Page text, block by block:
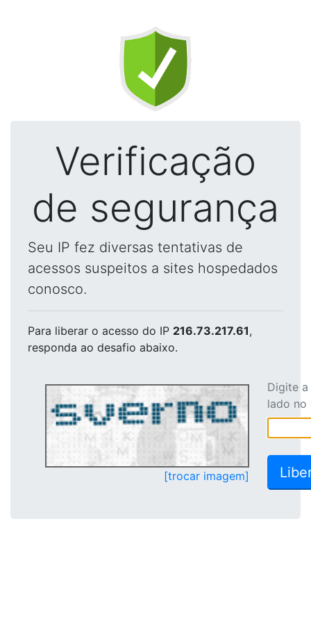
Verificação
de segurança
Seu IP fez diversas tentativas de
acessos suspeitos a sites hospedados
conosco.
Para liberar o acesso do IP 216.73.217.61,
responda ao desafio abaixo.
[trocar imagem]
Digite
lado no